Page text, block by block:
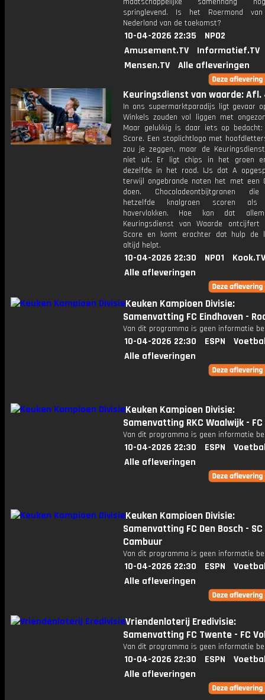
springlevend. Is het Roermond
Nederland van de toekomst?
10-04-2026 22:35
NPO2
Amusement.TV
Informatief.TV
Mensen.TV
Alle afleveringen
Keuringsdienst van waarde: Afl.
In ons supermarktparadijs ligt gevaar
Winkels zouden vol liggen met
Maar gelukkig is daar iets op
Score. Een stoplichtlogo met
zou je zeggen, maar de
niet uit. Er ligt chips in het groen
dezelfde in het rood. IJs dat A
terwijl ongebrande noten het met een
doen. Chocoladeontbijtgranen
hetzelfde knalgroen scoren als
havervlokken. Hoe kan dat
Keuringsdienst van Waarde ontcijfert
Score en komt erachter dat hulp de
altijd helpt.
10-04-2026 22:30 NPO1
Kook.TV
Alle afleveringen
Keuken Kampioen Divisie:
Samenvatting FC Eindhoven -
Van dit programma is geen informatie
10-04-2026 22:30 ESPN
Alle afleveringen
Keuken Kampioen Divisie:
Samenvatting RKC Waalwijk -
Van dit programma is geen informatie
10-04-2026 22:30 ESPN
Alle afleveringen
Keuken Kampioen Divisie:
Samenvatting FC Den Bosch - SC
Cambuur
Van dit programma is geen informatie
10-04-2026 22:30 ESPN
Alle afleveringen
Vriendenloterij Eredivisie:
Samenvatting FC Twente - FC
Van dit programma is geen informatie
10-04-2026 22:30 ESPN
Alle afleveringen